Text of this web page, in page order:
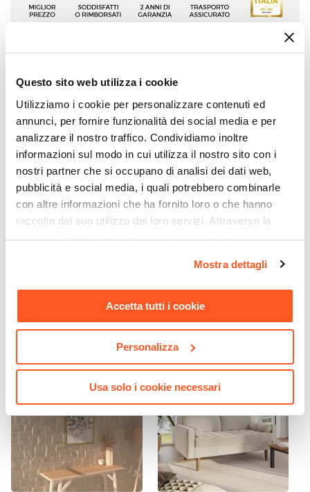
Questo sito web utilizza i cookie
Utilizziamo i cookie per personalizzare contenuti ed
annunci, per fornire funzionalità dei social media e per
analizzare il nostro traffico. Condividiamo inoltre
informazioni sul modo in cui utilizza il nostro sito con i
nostri partner che si occupano di analisi dei dati web,
pubblicità e social media, i quali potrebbero combinarle
con altre informazioni che ha fornito loro o che hanno
raccolto dal suo utilizzo dei loro servizi. Attraverso la
sezione "Mostra dettagli" è possibile gestire le proprie
momento. Per maggiori informazioni si invita a leggere la
nostraCookie Policy.
Mostra dettagli
Accetta tutti i cookie
Personalizza
Usa solo i cookie necessari
Set tavolini
55 cm|74 cm
Forma
Quadrata
Numero Elementi
2 elementi
Materiale Piano
Acciaio
Materiale Struttura
Colore Struttura
Ti suggeriamo anche
€ 36,00
Piantana 151h cm con
e struttura in legno
€ 120,00